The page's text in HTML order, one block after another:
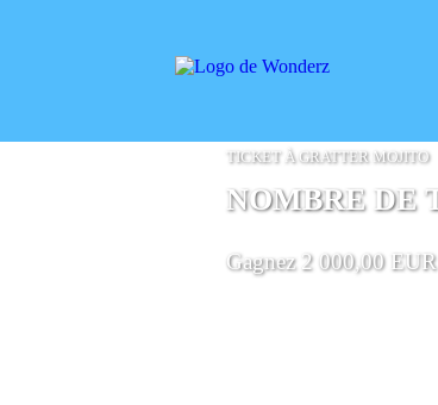
TICKET À GRATTER MOJITO
NOMBRE DE
Gagnez 2 000,00 EUR